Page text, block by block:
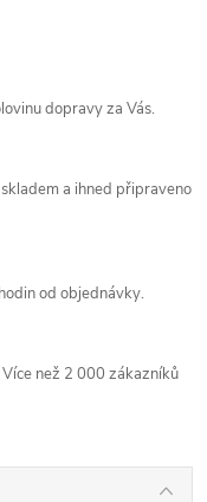
dopravy za Vás.
a ihned připraveno
od objednávky.
než 2 000 zákazníků